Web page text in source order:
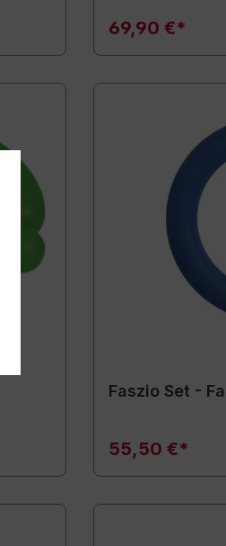
69,90 €*
Faszio Set -
55,50 €*